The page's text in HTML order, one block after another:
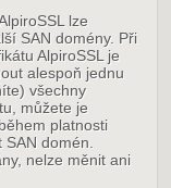
lze
SAN domény. Při
AlpiroSSL je
alespoň jednu
všechny
můžete je
platnosti
domén.
nelze měnit ani